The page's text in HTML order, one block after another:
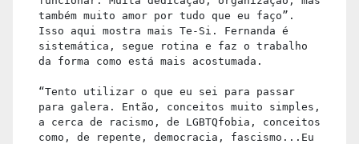
também muito amor por tudo que eu faço”.
Isso aqui mostra mais Te-Si. Fernanda é
sistemática, segue rotina e faz o trabalho
da forma como está mais acostumada.
“Tento utilizar o que eu sei para passar
para galera. Então, conceitos muito simples,
a cerca de racismo, de LGBTQfobia, conceitos
como, de repente, democracia, fascismo...Eu